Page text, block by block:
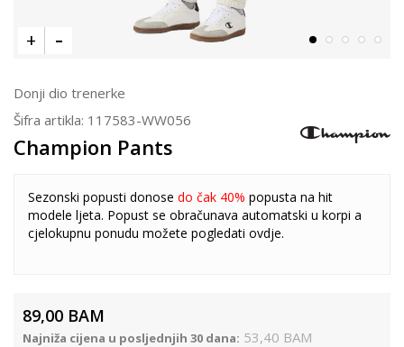
Donji dio trenerke
Šifra artikla: 117583-WW056
Champion Pants
Sezonski popusti donose do čak 40% popusta na hit
modele ljeta. Popust se obračunava automatski u korpi a
cjelokupnu ponudu možete pogledati ovdje.
89,00 BAM
Najniža cijena u posljednjih 30 dana: 53,40 BAM